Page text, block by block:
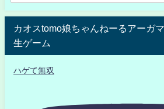
カオスtomo娘ちゃんねーるアーガ
生ゲーム
ハゲて無双